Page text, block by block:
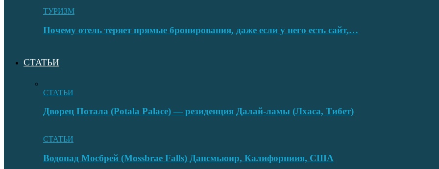
ТУРИЗМ
Почему отель теряет прямые бронирования, даже если у него есть сайт,…
СТАТЬИ
СТАТЬИ
Дворец Потала (Potala Palace) — резиденция Далай-ламы (Лхаса, Тибет)
СТАТЬИ
Водопад Мосбрей (Mossbrae Falls) Дансмьюир, Калифорниия, США